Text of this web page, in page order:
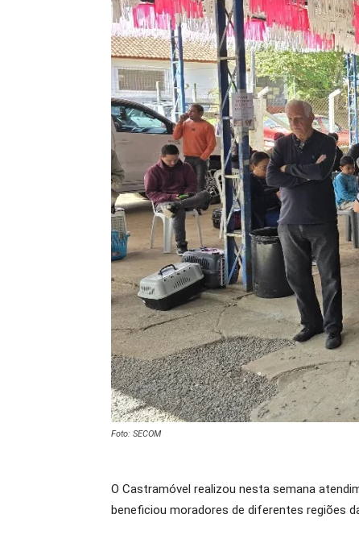
Foto: SECOM
O Castramóvel realizou nesta semana
beneficiou moradores de diferentes regiões